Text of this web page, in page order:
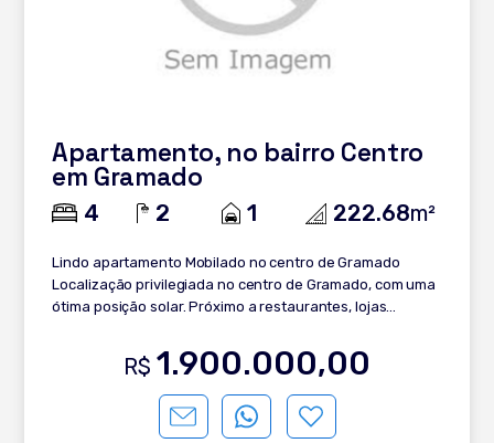
Apartamento, no bairro Centro
em Gramado
4 2 1 222.68m²
Lindo apartamento Mobilado no centro de Gramado
Localização privilegiada no centro de Gramado, com uma
ótima posição solar. Próximo a restaurantes, lojas
conforto e qualidade de vida. Confira a descrição: -
Mobiliado e decorado - 4 Dormitórios sendo 2 Suítes -
Banheiro Social - Lavabo - Sala de estar e jantar - Split - 2
Churrasqueiras - Cozinha - Área de serviço - 1 Box de
R$ 1.900.000,00